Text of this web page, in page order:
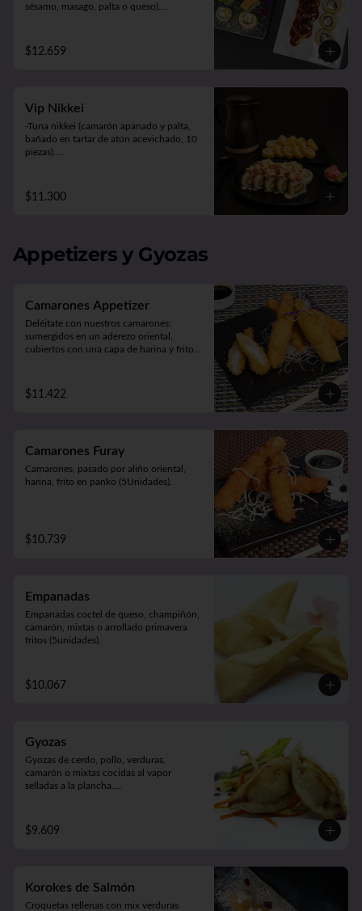
sésamo, masago, palta o queso).
palta).
Panko Ebi 10 piezas (camarón, queso y
$12.659
Vip Nikkei
-Tuna nikkei (camarón apanado y palta,
bañado en tartar de atún acevichado, 10
piezas).
-Acompañado de 2 salsas (soya o teriyaki),
2 palitos, 1 wasabi, 1 jengibre.
$11.300
Appetizers y Gyozas
Camarones Appetizer
Deléitate con nuestros camarones:
sumergidos en un aderezo oriental,
cubiertos con una capa de harina y fritos
de cinco unidades repletas de sabor!
$11.422
Camarones Furay
Camarones, pasado por aliño oriental,
harina, frito en panko (5Unidades).
$10.739
Empanadas
Empanadas coctel de queso, champiñón,
camarón, mixtas o arrollado primavera
fritos (5unidades).
$10.067
Gyozas
Gyozas de cerdo, pollo, verduras,
camarón o mixtas cocidas al vapor
selladas a la plancha.
$9.609
Korokes de Salmón
Croquetas rellenas con mix verduras